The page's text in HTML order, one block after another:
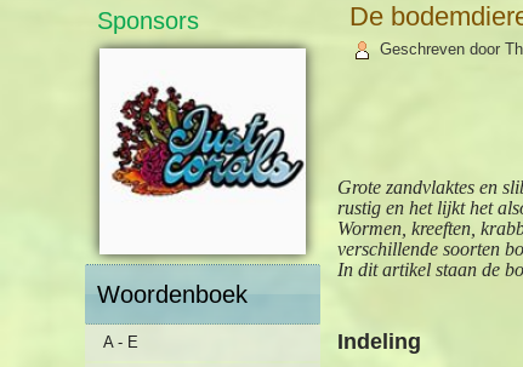
Sponsors
Woordenboek
A - E
De
Geschreven door
Grote zandvlaktes en
rustig en het lijkt het
Wormen, kreeften,
verschillende soorten
In dit artikel staan de
Indeling